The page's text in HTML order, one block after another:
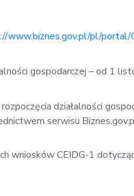
www.biznes.gov.pl/pl/
gospodarczej – od 1
działalności
serwisu
wniosków CEIDG-1